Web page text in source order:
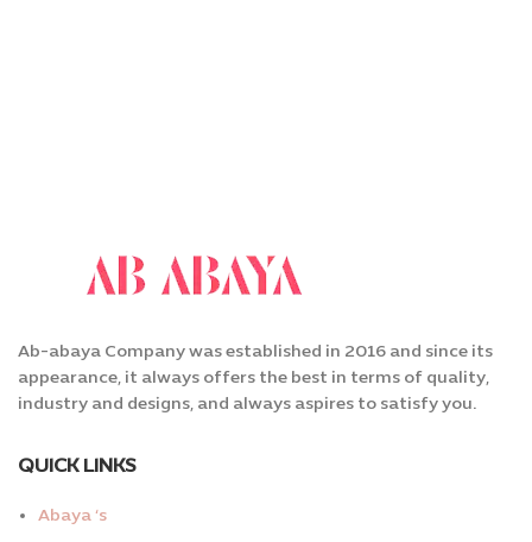
Ab-abaya Company was established in 2016 and since its
appearance, it always offers the best in terms of quality,
industry and designs, and always aspires to satisfy you.
QUICK LINKS
Abaya ‘s